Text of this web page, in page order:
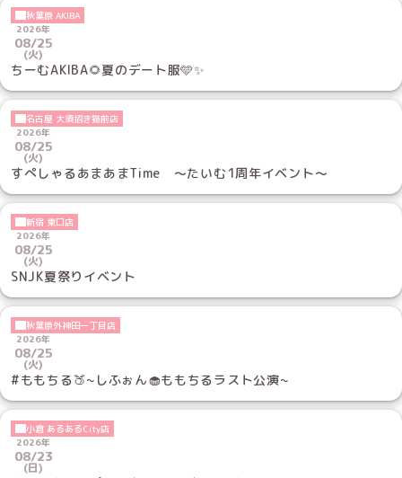
秋葉原 AKIBA
2026年
08/25
(火)
ちーむAKIBA🌻夏のデート服🩵✨
名古屋 大須招き猫前店
2026年
08/25
(火)
すぺしゃるあまあまTime ～たいむ1周年イベント～
新宿 東口店
2026年
08/25
(火)
SNJK夏祭りイベント
秋葉原外神田一丁目店
2026年
08/25
(火)
#ももちる🍑~しふぉん🧁ももちるラスト公演~
小倉 あるあるCity店
2026年
08/23
(日)